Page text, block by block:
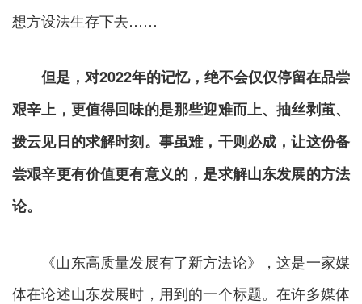
想方设法生存下去……
但是，对2022年的记忆，绝不会仅仅停留在品尝
艰辛上，更值得回味的是那些迎难而上、抽丝剥茧、
拨云见日的求解时刻。事虽难，干则必成，让这份备
尝艰辛更有价值更有意义的，是求解山东发展的方法
论。
《山东高质量发展有了新方法论》，这是一家媒
体在论述山东发展时，用到的一个标题。在许多媒体